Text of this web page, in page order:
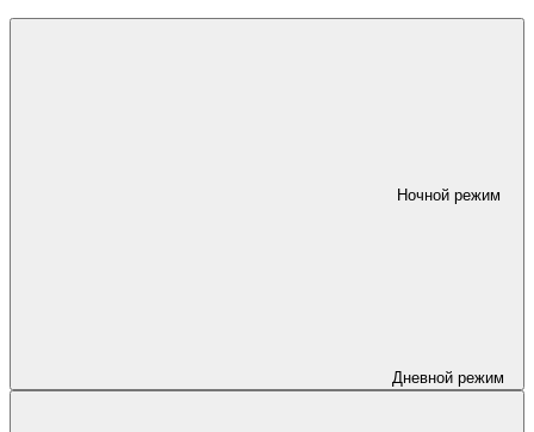
Ночной режим
Дневной режим